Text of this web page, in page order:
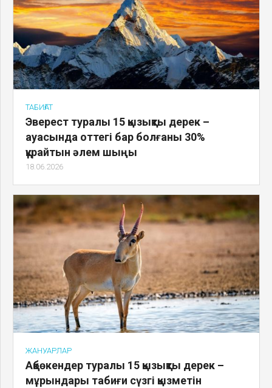
ТАБИҒАТ
Эверест туралы 15 қызықты дерек –
ауасында оттегі бар болғаны 30%
құрайтын әлем шыңы
18.06.2026
ЖАНУАРЛАР
Ақбөкендер туралы 15 қызықты дерек –
мұрындары табиғи сүзгі қызметін